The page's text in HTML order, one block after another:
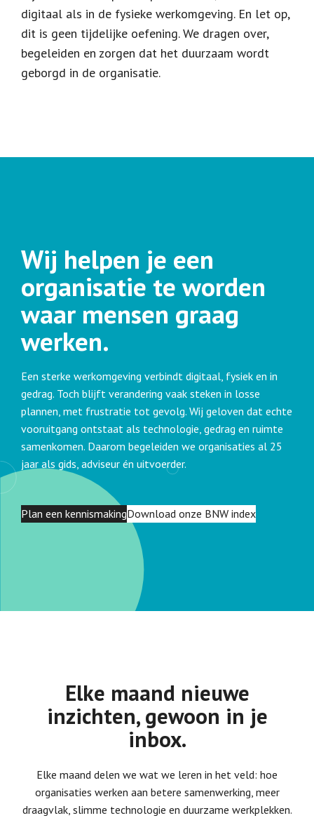
digitaal als in de fysieke werkomgeving. En let op,
dit is geen tijdelijke oefening. We dragen over,
begeleiden en zorgen dat het duurzaam wordt
geborgd in de organisatie.
Wij helpen je een
organisatie te worden
waar mensen graag
werken.
Een sterke werkomgeving verbindt digitaal, fysiek en in
gedrag. Toch blijft verandering vaak steken in losse
plannen, met frustratie tot gevolg. Wij geloven dat echte
vooruitgang ontstaat als technologie, gedrag en ruimte
samenkomen. Daarom begeleiden we organisaties al 25
jaar als gids, adviseur én uitvoerder.
Plan een kennismakingDownload onze BNW index
Elke maand nieuwe
inzichten, gewoon in je
inbox.
Elke maand delen we wat we leren in het veld: hoe
organisaties werken aan betere samenwerking, meer
draagvlak, slimme technologie en duurzame werkplekken.